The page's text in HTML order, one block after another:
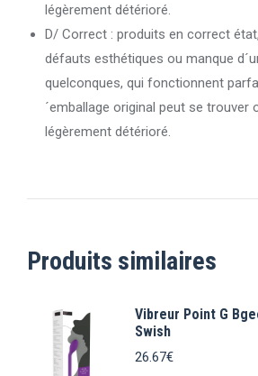
légèrement détérioré.
D/ Correct : produits en correct
défauts esthétiques ou manque
quelconques, qui fonctionnent
´emballage original peut se trouver
légèrement détérioré.
Produits similaires
Vibreur Point G
Swish
26.67€